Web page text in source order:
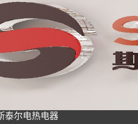
泰尔电热电器